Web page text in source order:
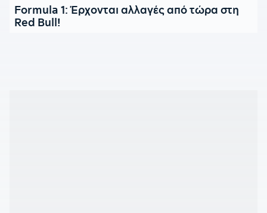
Formula 1: Έρχονται αλλαγές από τώρα στη
Red Bull!